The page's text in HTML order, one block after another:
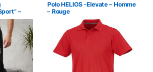
–
Polo HELIOS -Elevate – Homme
– Rouge